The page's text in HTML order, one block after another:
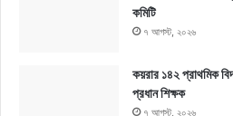
কমিটি
৭ আগস্ট, ২০২৬
কয়রার ১৪২ প্রাথমিক
প্রধান শিক্ষক
৭ আগস্ট, ২০২৬